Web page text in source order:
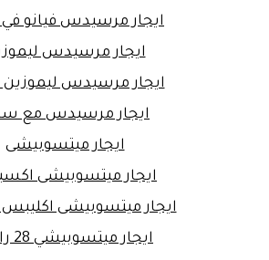
ايجار مرسيدس فيانو
ايجار مرسيدس
ايجار مرسيدس
ايجار مرسيدس مع
ايجار ميتسوبيشى
ايجار ميتسوبيشى
ايجار ميتسوبيشى
ايجار ميتسوبيشي 28 راكب